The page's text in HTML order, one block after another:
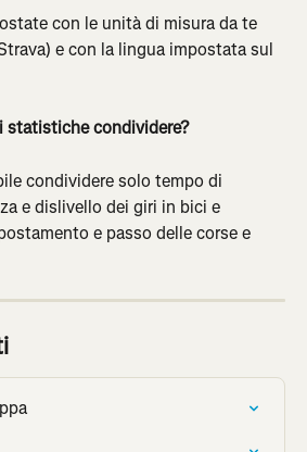
con le unità di misura da te
e con la lingua impostata sul
statistiche condividere?
condividere solo tempo di
e dislivello dei giri in bici e
e passo delle corse e